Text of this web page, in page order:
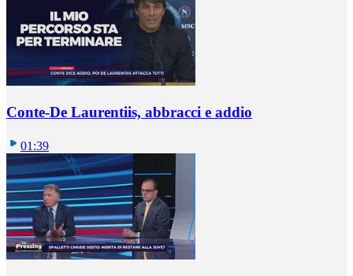
Conte-De Laurentiis, abbracci e addio
01:39